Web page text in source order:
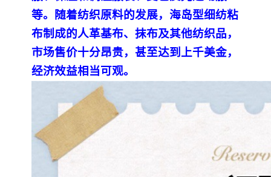
等。随着纺织原料的发展，海岛型细纺粘
布制成的人革基布、抹布及其他纺织品，
市场售价十分昂贵，甚至达到上千美金，
经济效益相当可观。